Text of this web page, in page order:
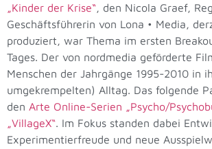
„Kinder der Krise“, den Nicola Graef,
Geschäftsführerin von Lona • Media,
produziert, war Thema im ersten
Tages. Der von nordmedia geförderte
Menschen der Jahrgänge 1995-2010 in
umgekrempelten) Alltag. Das folgende
den Arte Online-Serien „Psycho/
„VillageX“. Im Fokus standen dabei
Experimentierfreude und neue